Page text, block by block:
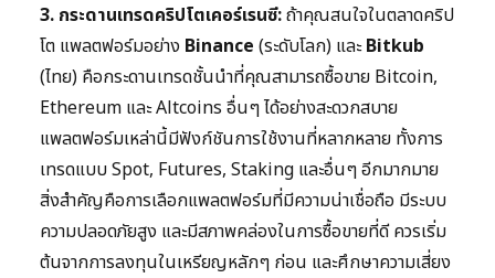
3. กระดานเทรดคริปโตเคอร์เรนซี:ถ้าคุณสนใจในตลาดคริป
โต แพลตฟอร์มอย่าง Binance (ระดับโลก) และBitkub
(ไทย) คือกระดานเทรดชั้นนำที่คุณสามารถซื้อขาย Bitcoin,
Ethereum และ Altcoins อื่นๆ ได้อย่างสะดวกสบาย
แพลตฟอร์มเหล่านี้มีฟังก์ชันการใช้งานที่หลากหลาย ทั้งการ
เทรดแบบ Spot, Futures, Staking และอื่นๆ อีกมากมาย
สิ่งสำคัญคือการเลือกแพลตฟอร์มที่มีความน่าเชื่อถือ มีระบบ
ความปลอดภัยสูง และมีสภาพคล่องในการซื้อขายที่ดี ควรเริ่ม
ต้นจากการลงทุนในเหรียญหลักๆ ก่อน และศึกษาความเสี่ยง